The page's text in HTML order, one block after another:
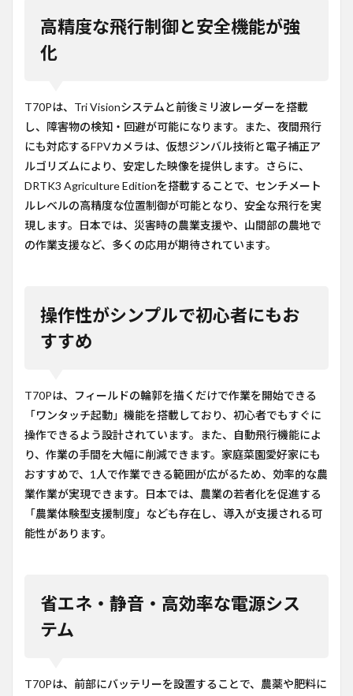
高精度な飛行制御と安全機能が強
化
T70Pは、Tri Visionシステムと前後ミリ波レーダーを搭載
し、障害物の検知・回避が可能になります。また、夜間飛行
にも対応するFPVカメラは、仮想ジンバル技術と電子補正ア
ルゴリズムにより、安定した映像を提供します。さらに、
DRTK3 Agriculture Editionを搭載することで、センチメート
ルレベルの高精度な位置制御が可能となり、安全な飛行を実
現します。日本では、災害時の農業支援や、山間部の農地で
の作業支援など、多くの応用が期待されています。
操作性がシンプルで初心者にもお
すすめ
T70Pは、フィールドの輪郭を描くだけで作業を開始できる
「ワンタッチ起動」機能を搭載しており、初心者でもすぐに
操作できるよう設計されています。また、自動飛行機能によ
り、作業の手間を大幅に削減できます。家庭菜園愛好家にも
おすすめで、1人で作業できる範囲が広がるため、効率的な農
業作業が実現できます。日本では、農業の若者化を促進する
「農業体験型支援制度」なども存在し、導入が支援される可
能性があります。
省エネ・静音・高効率な電源シス
テム
T70Pは、前部にバッテリーを設置することで、農薬や肥料に